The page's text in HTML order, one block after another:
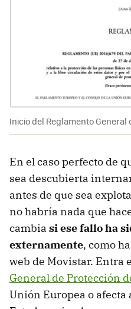
Inicio del Reglamento General
En el caso perfecto de
sea descubierta
antes de que sea
no habría nada que
cambia si ese fallo ha
externamente, como
web de Movistar. Entra
General de Protección
Unión Europea o afecta